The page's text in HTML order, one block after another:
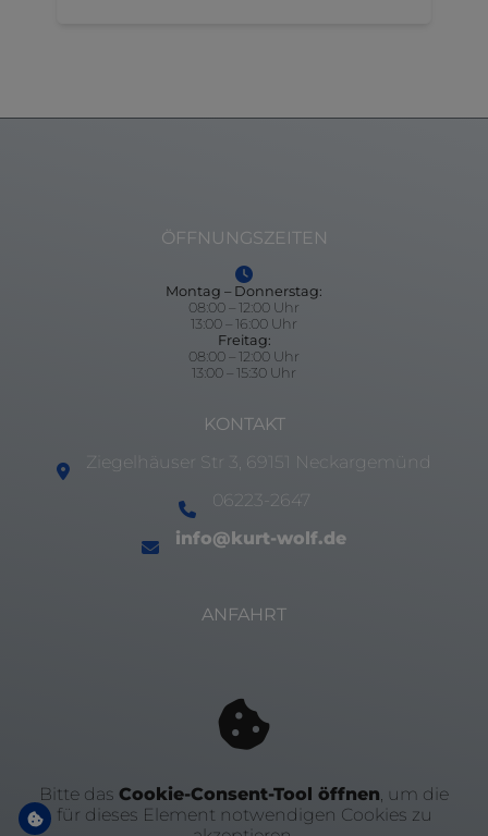
ÖFFNUNGSZEITEN
Montag – Donnerstag:
08:00 – 12:00 Uhr
13:00 – 16:00 Uhr
Freitag:
08:00 – 12:00 Uhr
13:00 – 15:30 Uhr
KONTAKT
Ziegelhäuser Str 3, 69151 Neckargemünd
06223-2647
info@kurt-wolf.de
ANFAHRT
Bitte das Cookie-Consent-Tool öffnen, um die
für dieses Element notwendigen Cookies zu